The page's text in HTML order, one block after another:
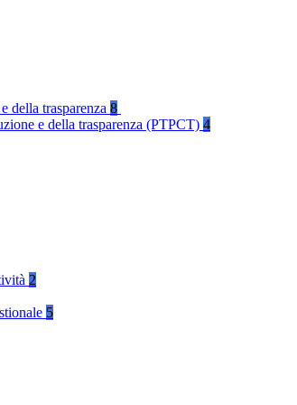
della trasparenza 8
e della trasparenza (PTPCT) 4
2
5